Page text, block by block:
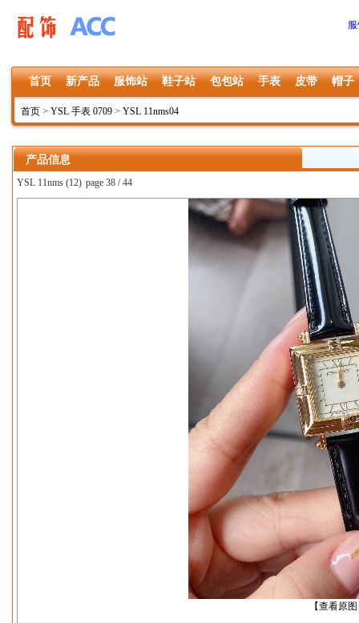
首页 新产品 服饰站 鞋子站 包包站 手表 皮带 帽子
首页 > YSL 手表 0709 > YSL 11nms04
产品信息
YSL 11nms (12) page 38 / 44
【查看原
上一张
下一张